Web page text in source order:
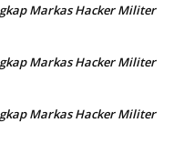
Markas Hacker Militer
Markas Hacker Militer
Markas Hacker Militer